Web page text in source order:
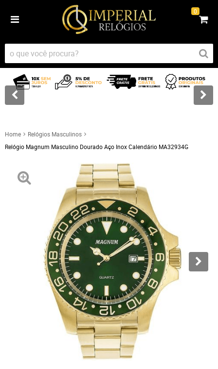
0
Home
Relógios Masculinos
Relógio Magnum Masculino Dourado Aço Inox Calendário MA32934G